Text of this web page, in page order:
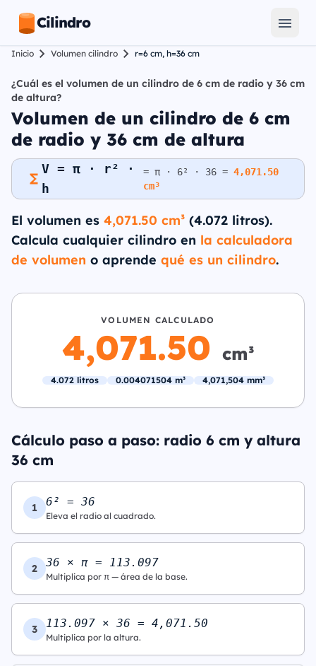
Cilindro
Inicio Volumen cilindro r=6 cm, h=36 cm
¿Cuál es el volumen de un cilindro de 6 cm de radio y 36 cm
de altura?
Volumen de un cilindro de 6 cm
de radio y 36 cm de altura
V = π · r² ·
h
= π · 6² · 36 = 4,071.50
cm³
El volumen es 4,071.50 cm³ (4.072 litros).
Calcula cualquier cilindro en la calculadora
de volumen o aprende qué es un cilindro.
VOLUMEN CALCULADO
4,071.50 cm³
4.072 litros 0.004071504 m³ 4,071,504 mm³
Cálculo paso a paso: radio 6 cm y altura
36 cm
1 6² = 36
Eleva el radio al cuadrado.
2 36 × π = 113.097
Multiplica por π — área de la base.
3 113.097 × 36 = 4,071.50
Multiplica por la altura.